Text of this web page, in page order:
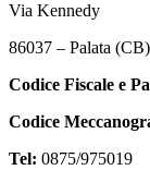
Via Kennedy
86037 – Palata (CB)
Codice Fiscale e
Codice
Tel: 0875/975019